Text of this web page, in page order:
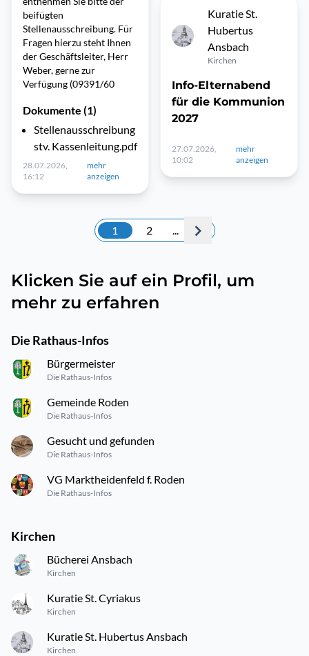
beifügten
Stellenausschreibung. Für
Fragen hierzu steht Ihnen
der Geschäftsleiter, Herr
Weber, gerne zur
Verfügung (09391/60
Dokumente (1)
Stellenausschreibung
stv. Kassenleitung.pdf
28.07.2026,
16:12
mehr
anzeigen
Kuratie St.
Hubertus
Ansbach
Kirchen
Info-Elternabend
für die Kommunion
2027
27.07.2026,
10:02
mehr
anzeigen
1 2 ...
Klicken Sie auf ein Profil, um
mehr zu erfahren
Die Rathaus-Infos
Bürgermeister
Die Rathaus-Infos
Gemeinde Roden
Die Rathaus-Infos
Gesucht und gefunden
Die Rathaus-Infos
VG Marktheidenfeld f. Roden
Die Rathaus-Infos
Kirchen
Bücherei Ansbach
Kirchen
Kuratie St. Cyriakus
Kirchen
Kuratie St. Hubertus Ansbach
Kirchen